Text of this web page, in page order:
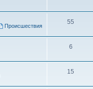
ым
ы
Происшествия
55
ы
6Т
м
ы
15